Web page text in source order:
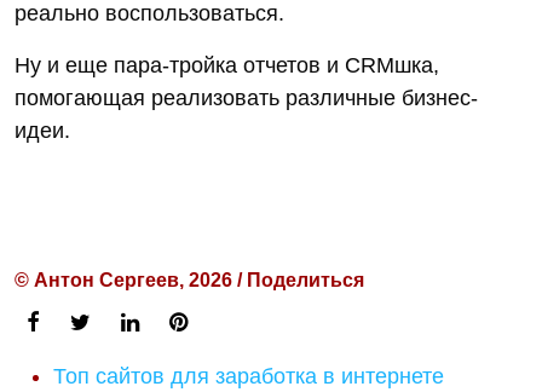
реально воспользоваться.
Ну и еще пара-тройка отчетов и CRMшка,
помогающая реализовать различные бизнес-
идеи.
© Антон Сергеев, 2026 / Поделиться
Топ сайтов для заработка в интернете